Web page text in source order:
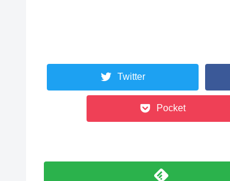
Twitter
Pocket